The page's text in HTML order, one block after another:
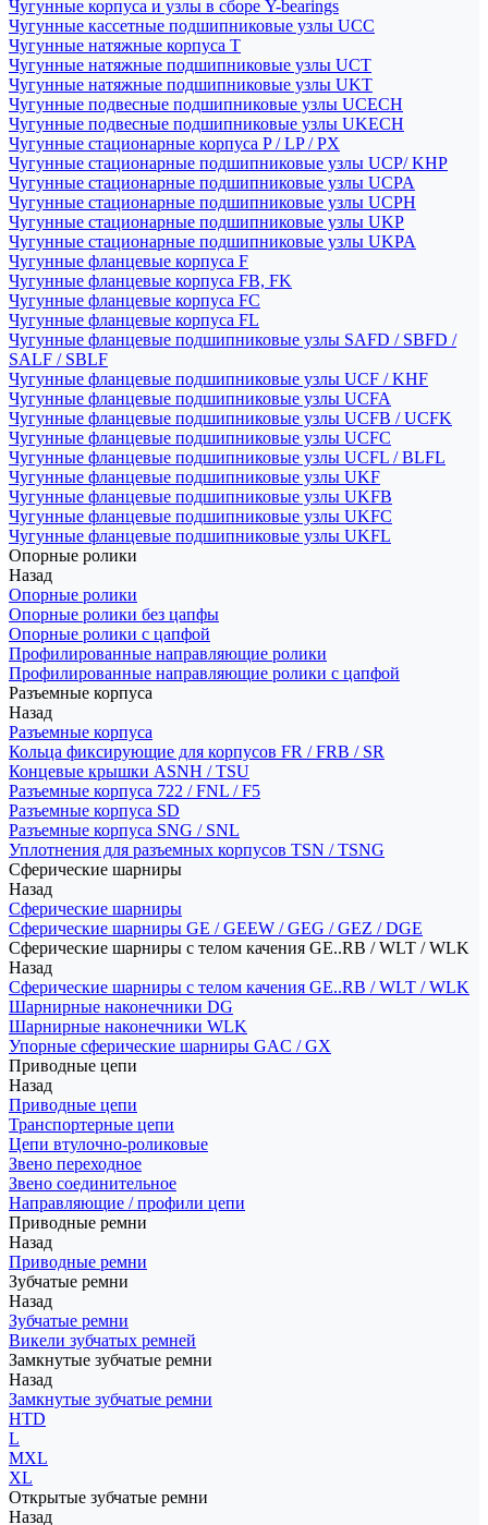
Чугунные корпуса и узлы в сборе Y-bearings
Чугунные кассетные подшипниковые узлы UCC
Чугунные натяжные корпуса T
Чугунные натяжные подшипниковые узлы UCT
Чугунные натяжные подшипниковые узлы UKT
Чугунные подвесные подшипниковые узлы UCECH
Чугунные подвесные подшипниковые узлы UKECH
Чугунные стационарные корпуса P / LP / PX
Чугунные стационарные подшипниковые узлы UCP/ KHP
Чугунные стационарные подшипниковые узлы UCPA
Чугунные стационарные подшипниковые узлы UCPH
Чугунные стационарные подшипниковые узлы UKP
Чугунные стационарные подшипниковые узлы UKPA
Чугунные фланцевые корпуса F
Чугунные фланцевые корпуса FB, FK
Чугунные фланцевые корпуса FC
Чугунные фланцевые корпуса FL
Чугунные фланцевые подшипниковые узлы SAFD / SBFD /
SALF / SBLF
Чугунные фланцевые подшипниковые узлы UCF / KHF
Чугунные фланцевые подшипниковые узлы UCFA
Чугунные фланцевые подшипниковые узлы UCFB / UCFK
Чугунные фланцевые подшипниковые узлы UCFC
Чугунные фланцевые подшипниковые узлы UCFL / BLFL
Чугунные фланцевые подшипниковые узлы UKF
Чугунные фланцевые подшипниковые узлы UKFB
Чугунные фланцевые подшипниковые узлы UKFC
Чугунные фланцевые подшипниковые узлы UKFL
Опорные ролики
Назад
Опорные ролики
Опорные ролики без цапфы
Опорные ролики с цапфой
Профилированные направляющие ролики
Профилированные направляющие ролики с цапфой
Разъемные корпуса
Назад
Разъемные корпуса
Кольца фиксирующие для корпусов FR / FRB / SR
Концевые крышки ASNH / TSU
Разъемные корпуса 722 / FNL / F5
Разъемные корпуса SD
Разъемные корпуса SNG / SNL
Уплотнения для разъемных корпусов TSN / TSNG
Сферические шарниры
Назад
Сферические шарниры
Сферические шарниры GE / GEEW / GEG / GEZ / DGE
Сферические шарниры с телом качения GE..RB / WLT / WLK
Назад
Сферические шарниры с телом качения GE..RB / WLT / WLK
Шарнирные наконечники DG
Шарнирные наконечники WLK
Упорные сферические шарниры GAC / GX
Приводные цепи
Назад
Приводные цепи
Транспортерные цепи
Цепи втулочно-роликовые
Звено переходное
Звено соединительное
Направляющие / профили цепи
Приводные ремни
Назад
Приводные ремни
Зубчатые ремни
Назад
Зубчатые ремни
Викели зубчатых ремней
Замкнутые зубчатые ремни
Назад
Замкнутые зубчатые ремни
HTD
L
MXL
XL
Открытые зубчатые ремни
Назад